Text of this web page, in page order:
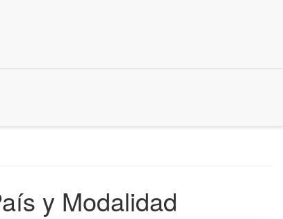
y Modalidad